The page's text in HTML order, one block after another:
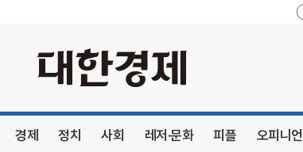
경제 정치 사회 레저·문화 피플 오피니언